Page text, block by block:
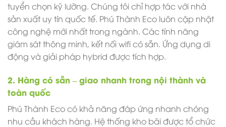
tuyển chọn kỹ lưỡng. Chúng tôi chỉ hợp tác với nhà
sản xuất uy tín quốc tế. Phú Thành Eco luôn cập nhật
công nghệ mới nhất trong ngành. Các tính năng
giám sát thông minh, kết nối wifi có sẵn. Ứng dụng di
động và giải pháp hybrid được tích hợp.
2. Hàng có sẵn – giao nhanh trong nội thành và
toàn quốc
Phú Thành Eco có khả năng đáp ứng nhanh chóng
nhu cầu khách hàng. Hệ thống kho bãi được tổ chức